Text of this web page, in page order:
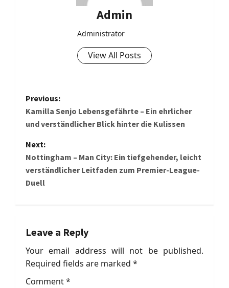
Admin
Administrator
View All Posts
P
o
t
n
i
g
a
Previous:
Kamilla Senjo Lebensgefährte – Ein ehrlicher
und verständlicher Blick hinter die Kulissen
Next:
Nottingham – Man City: Ein tiefgehender, leicht
verständlicher Leitfaden zum Premier-League-
Duell
Leave a Reply
Your email address will not be published.
Required fields are marked *
Comment*